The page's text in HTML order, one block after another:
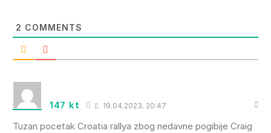
2 COMMENTS
147 kt 19.04.2023. 20:47
Tuzan pocetak Croatia rallya zbog nedavne pogibije Craig